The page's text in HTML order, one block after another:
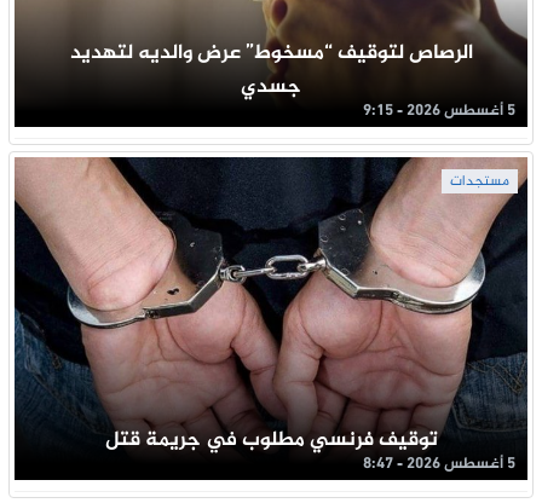
الرصاص لتوقيف “مسخوط” عرض والديه لتهديد
جسدي
5 أغسطس 2026 - 9:15
مستجدات
توقيف فرنسي مطلوب في جريمة قتل
5 أغسطس 2026 - 8:47